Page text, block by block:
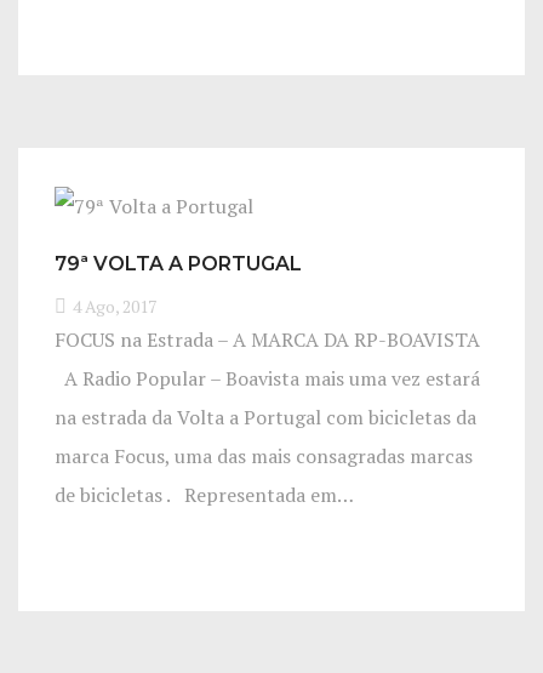
79ª VOLTA A PORTUGAL
4 Ago, 2017
FOCUS na Estrada – A MARCA DA RP-BOAVISTA
A Radio Popular – Boavista mais uma vez estará
na estrada da Volta a Portugal com bicicletas da
marca Focus, uma das mais consagradas marcas
de bicicletas . Representada em…